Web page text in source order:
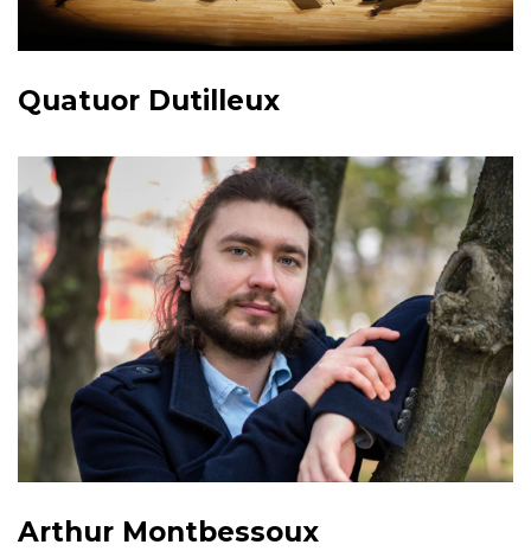
Quatuor Dutilleux
Arthur Montbessoux